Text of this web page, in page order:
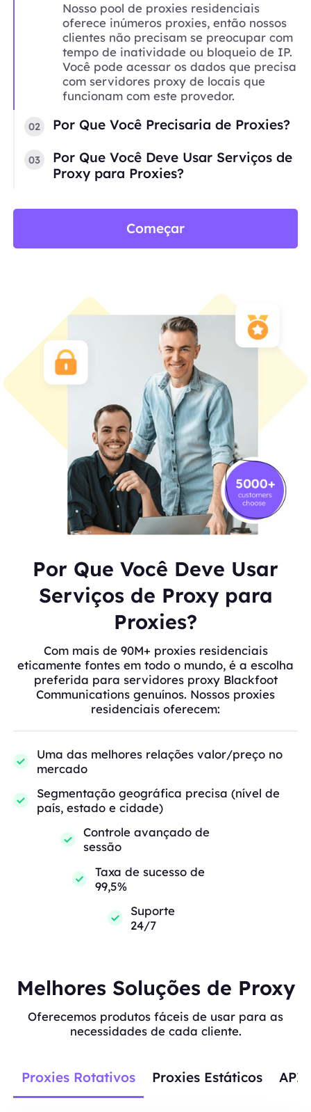
Nosso pool de proxies residenciais
oferece inúmeros proxies, então nossos
clientes não precisam se preocupar com
tempo de inatividade ou bloqueio de IP.
Você pode acessar os dados que precisa
com servidores proxy de locais que
funcionam com este provedor.
02 Por Que Você Precisaria de Proxies?
03
Por Que Você Deve Usar Serviços de
Proxy para Proxies?
Começar
Por Que Você Deve Usar
Serviços de Proxy para
Proxies?
Com mais de 90M+ proxies residenciais
eticamente fontes em todo o mundo, é a escolha
preferida para servidores proxy Blackfoot
Communications genuínos. Nossos proxies
residenciais oferecem:
Uma das melhores relações valor/preço no
mercado
Segmentação geográfica precisa (nível de
país, estado e cidade)
Controle avançado de
sessão
Taxa de sucesso de
99,5%
Suporte
24/7
Melhores Soluções de Proxy
Oferecemos produtos fáceis de usar para as
necessidades de cada cliente.
Proxies Rotativos Proxies Estáticos